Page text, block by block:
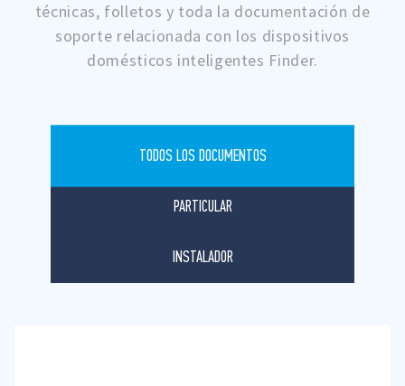
técnicas, folletos y toda la documentación de
soporte relacionada con los dispositivos
domésticos inteligentes Finder.
TODOS LOS DOCUMENTOS
PARTICULAR
INSTALADOR